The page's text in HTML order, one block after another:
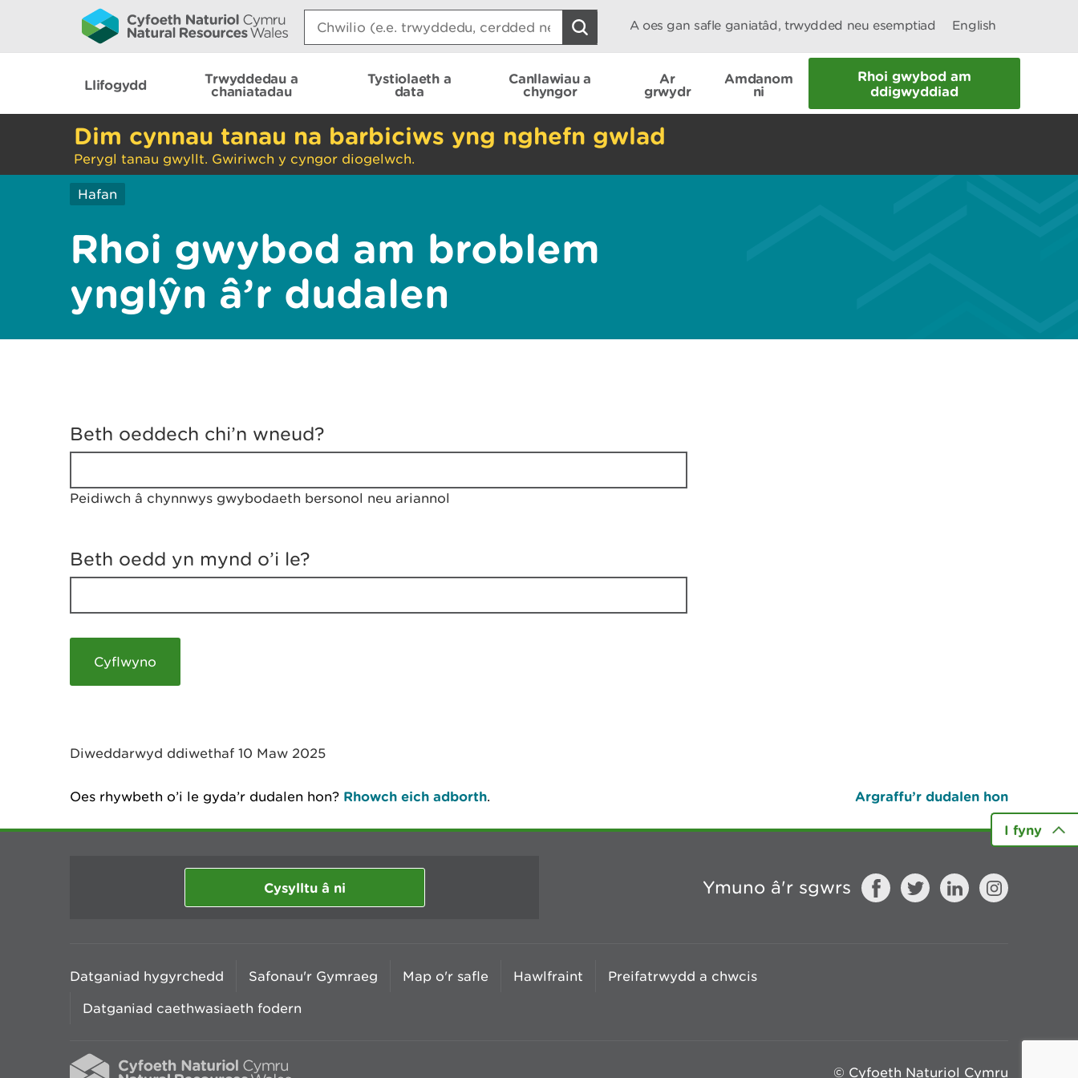
Search:
A oes gan safle ganiatâd, trwydded neu esemptiad English
Llifogydd
Trwyddedau a
chaniatadau
Tystiolaeth a
data
Canllawiau a
chyngor
Ar
grwydr
Amdanom
ni
Rhoi gwybod am
ddigwyddiad
Dim cynnau tanau na barbiciws yng nghefn gwlad
Perygl tanau gwyllt. Gwiriwch y cyngor diogelwch.
Hafan
Rhoi gwybod am broblem
ynglŷn â’r dudalen
w
e
w
c
r
t
h
m
w
l
Beth oeddech chi’n wneud?
Peidiwch â chynnwys gwybodaeth bersonol neu ariannol
Beth oedd yn mynd o’i le?
Diweddarwyd ddiwethaf 10 Maw 2025
Oes rhywbeth o’i le gyda’r dudalen hon? Rhowch eich adborth. Argraffu’r dudalen hon
I fyny
Cysylltu â ni Ymuno â'r sgwrs
Datganiad hygyrchedd Safonau'r Gymraeg Map o'r safle Hawlfraint
Preifatrwydd a chwcis
Datganiad caethwasiaeth fodern
© Cyfoeth Naturiol Cymru